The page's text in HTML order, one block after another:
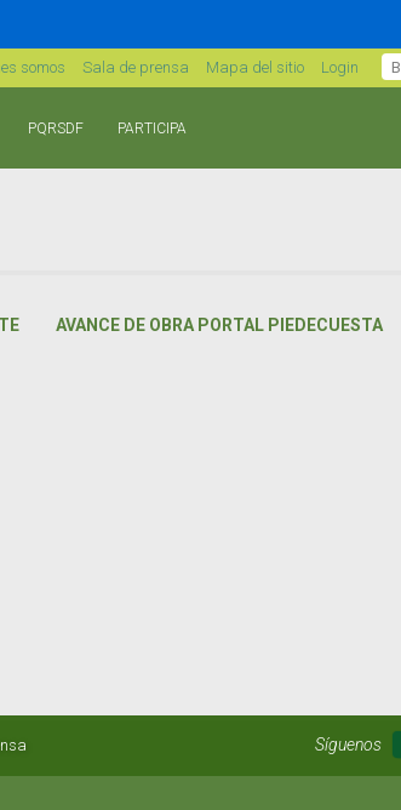
somos Sala de prensa Mapa del sitio Login
PQRSDF PARTICIPA
AVANCE DE OBRA PORTAL PIEDECUESTA
Síguenos